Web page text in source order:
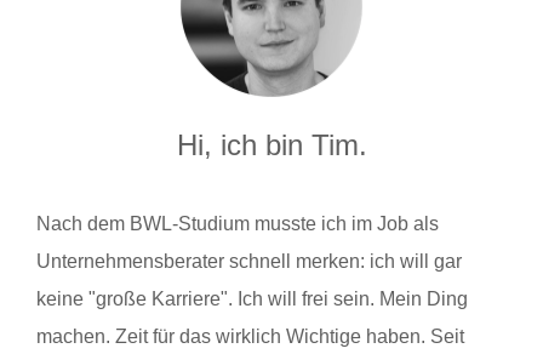
Hi, ich bin Tim.
Nach dem BWL-Studium musste ich im Job als
Unternehmensberater schnell merken: ich will gar
keine "große Karriere". Ich will frei sein. Mein Ding
machen. Zeit für das wirklich Wichtige haben. Seit